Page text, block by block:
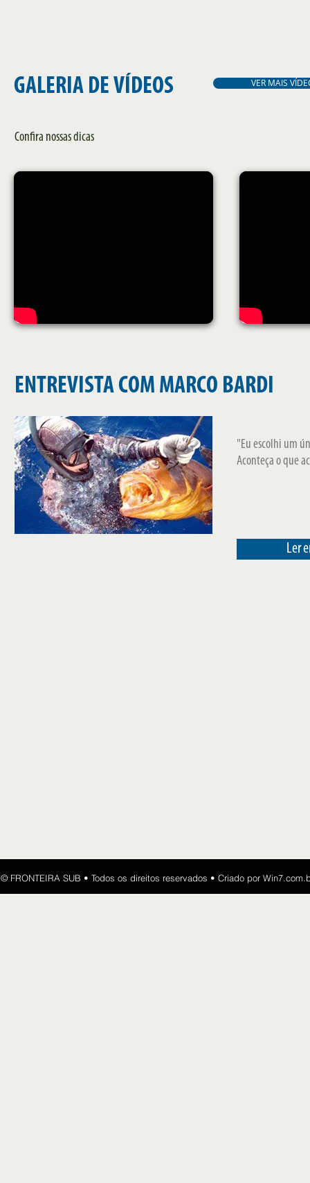
GALERIA DE VÍDEOS VER MAIS
Confira nossas dicas
ENTREVISTA COM MARCO BARDI
"Eu escolhi um
Aconteça o que
Ler
​​© FRONTEIRA SUB • Todos os direitos reservados • Criado por